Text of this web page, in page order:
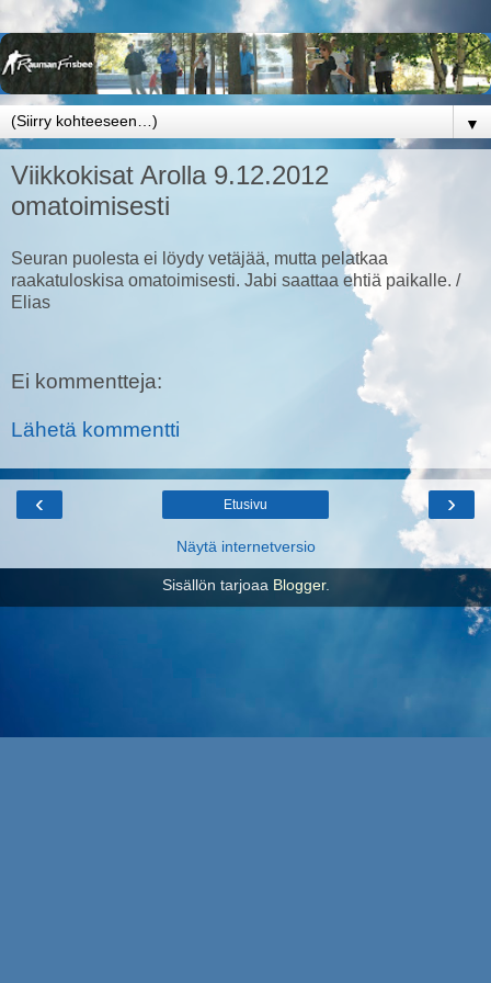
▼
Viikkokisat Arolla 9.12.2012
omatoimisesti
Seuran puolesta ei löydy vetäjää, mutta pelatkaa
raakatuloskisa omatoimisesti. Jabi saattaa ehtiä paikalle. /
Elias
Ei kommentteja:
Lähetä kommentti
‹ ›
Etusivu
Näytä internetversio
Sisällön tarjoaa Blogger.